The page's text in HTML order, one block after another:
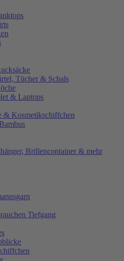
Tücher & Schals
& Laptops
& Kosmetikschiffchen
Brillencontainer & mehr
Tiefgang